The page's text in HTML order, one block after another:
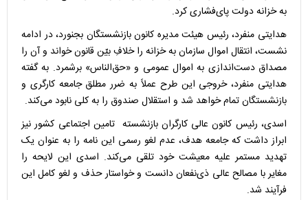
به خزانه دولت پای‌فشاری کرد.
هدایتی منفرد، رئیس هیئت مدیره کانون بازنشستگان بجنورد، در ادامه
نشست، انتقال اموال سازمان به خزانه را خلافِ بیّن قانون خواند و آن را
مصداق دست‌اندازی به اموال عمومی و «حق‌الناس» برشمرد. به گفته
هدایتی منفرد، خروجی این طرح عملاً به ضرر مطلق جامعه کارگری و
بازنشستگان تمام خواهد شد و استقلال صندوق را به کلی نابود می‌کند.
اسدی، رئیس کانون عالی کارگران بازنشسته تامین اجتماعی کشور نیز
ابراز داشت که جامعه هدف، عدم لغو رسمی این نامه را به عنوان یک
تهدید مستمر علیه معیشت خود تلقی می‌کند. اسدی این لایحه را
مغایر با مصالح عالی ذی‌نفعان دانست و خواستار حذف و لغو کامل این
فرآیند شد.